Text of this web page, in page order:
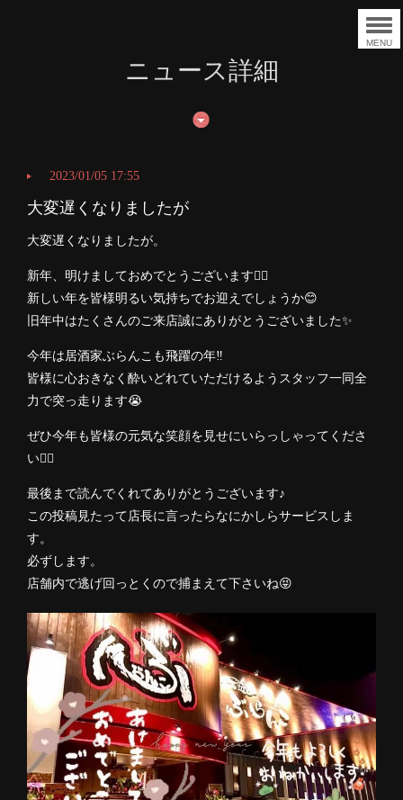
MENU
ニュース詳細
2023/01/05 17:55
大変遅くなりましたが
大変遅くなりましたが。
新年、明けましておめでとうございます🙇‍♂️
新しい年を皆様明るい気持ちでお迎えでしょうか😊
旧年中はたくさんのご来店誠にありがとうございました✨
今年は居酒家ぶらんこも飛躍の年‼️
皆様に心おきなく酔いどれていただけるようスタッフ一同全
力で突っ走ります😭
ぜひ今年も皆様の元気な笑顔を見せにいらっしゃってくださ
い🙆‍♂️
最後まで読んでくれてありがとうございます♪
この投稿見たって店長に言ったらなにかしらサービスしま
す。
必ずします。
店舗内で逃げ回っとくので捕まえて下さいね😝
この店舗情報をシェアする
大変遅くなりましたが | 居酒家 ぶらんこ